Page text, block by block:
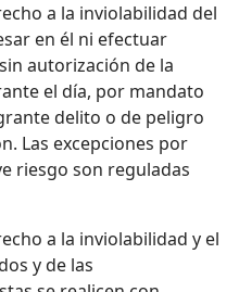
a la inviolabilidad del
en él ni efectuar
autorización de la
el día, por mandato
delito o de peligro
Las excepciones por
riesgo son reguladas
a la inviolabilidad y el
y de las